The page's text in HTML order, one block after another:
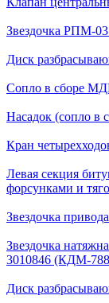
Звездочка РПМ-
Диск
Сопло в сборе
Насадок (сопло в
Кран
Левая секция
форсунками и
Звездочка
Звездочка
3010846 (КДМ-
Диск